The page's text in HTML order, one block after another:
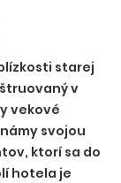
EUR/deň
starej
v
vekové
svojou
ktorí sa do
hotela je